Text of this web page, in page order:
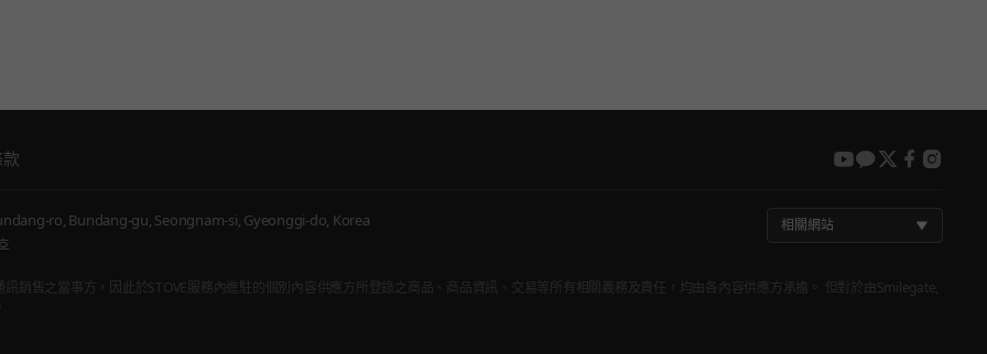
youtube
kakao
twitter
ro, Bundang-gu, Seongnam-si, Gyeonggi-do, Korea
相關網站
銷售之當事方，因此於STOVE服務內進駐的個別內容供應方所登錄之商品、商品資訊、交易等所有相關義務及責任，均由各內容供應方承擔。 但對於由Smilegate,